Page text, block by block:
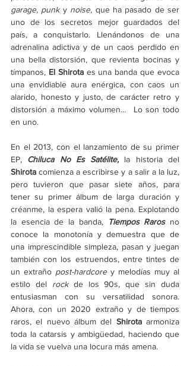
garage, punk y noise, que ha pasado de ser
uno de los secretos mejor guardados del
país, a conquistarlo. Llenándonos de una
adrenalina adictiva y de un caos perdido en
una bella distorsión, que revienta bocinas y
tímpanos, El Shirota es una banda que evoca
una envidiable aura enérgica, con caos un
alarido, honesto y justo, de carácter retro y
distorsión a máximo volumen…  Lo son todo
en uno.
En el 2013, con el lanzamiento de su primer
EP, Chiluca No Es Satélite,
Shirota comienza a escribirse y a salir a la luz,
pero tuvieron que pasar siete años, para
tener su primer álbum de larga duración y
créanme, la espera valió la pena. Explotando
la esencia de la banda,
Tiempos Raros no
conoce la monotonía y demuestra que de
una imprescindible simpleza, pasan y juegan
también con los estruendos, entre tintes de
un extraño post-hardcore y melodías muy al
estilo del rock de los 90s, que sin duda
entusiasman con su versatilidad sonora.
Ahora, con un 2020 extraño y de tiempos
raros, el nuevo álbum del Shirota armoniza
toda la catarsis y ambigüedad, haciendo que
la vida se vuelva una locura más amena.